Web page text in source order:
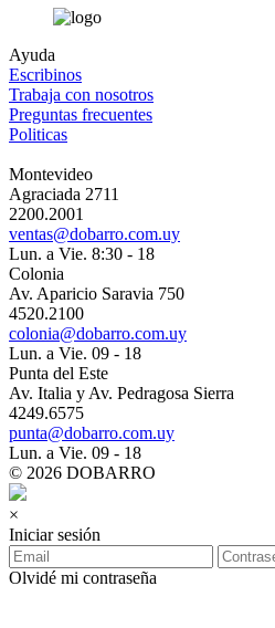
Ayuda
Escribinos
Trabaja con nosotros
Preguntas frecuentes
Politicas
Montevideo
Agraciada 2711
2200.2001
ventas@dobarro.com.uy
Lun. a Vie. 8:30 - 18
Colonia
Av. Aparicio Saravia 750
4520.2100
colonia@dobarro.com.uy
Lun. a Vie. 09 - 18
Punta del Este
Av. Italia y Av. Pedragosa Sierra
4249.6575
punta@dobarro.com.uy
Lun. a Vie. 09 - 18
© 2026 DOBARRO
×
Iniciar sesión
Olvidé mi contraseña